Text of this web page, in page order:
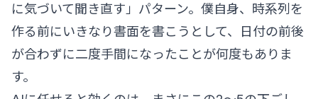
に気づいて聞き直す」パターン。僕自身、時系列を
作る前にいきなり書面を書こうとして、日付の前後
が合わずに二度手間になったことが何度もありま
す。